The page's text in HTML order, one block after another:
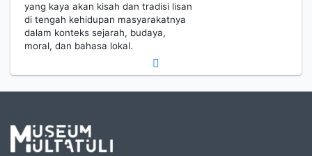
yang kaya akan kisah dan tradisi lisan
di tengah kehidupan masyarakatnya
dalam konteks sejarah, budaya,
moral, dan bahasa lokal.